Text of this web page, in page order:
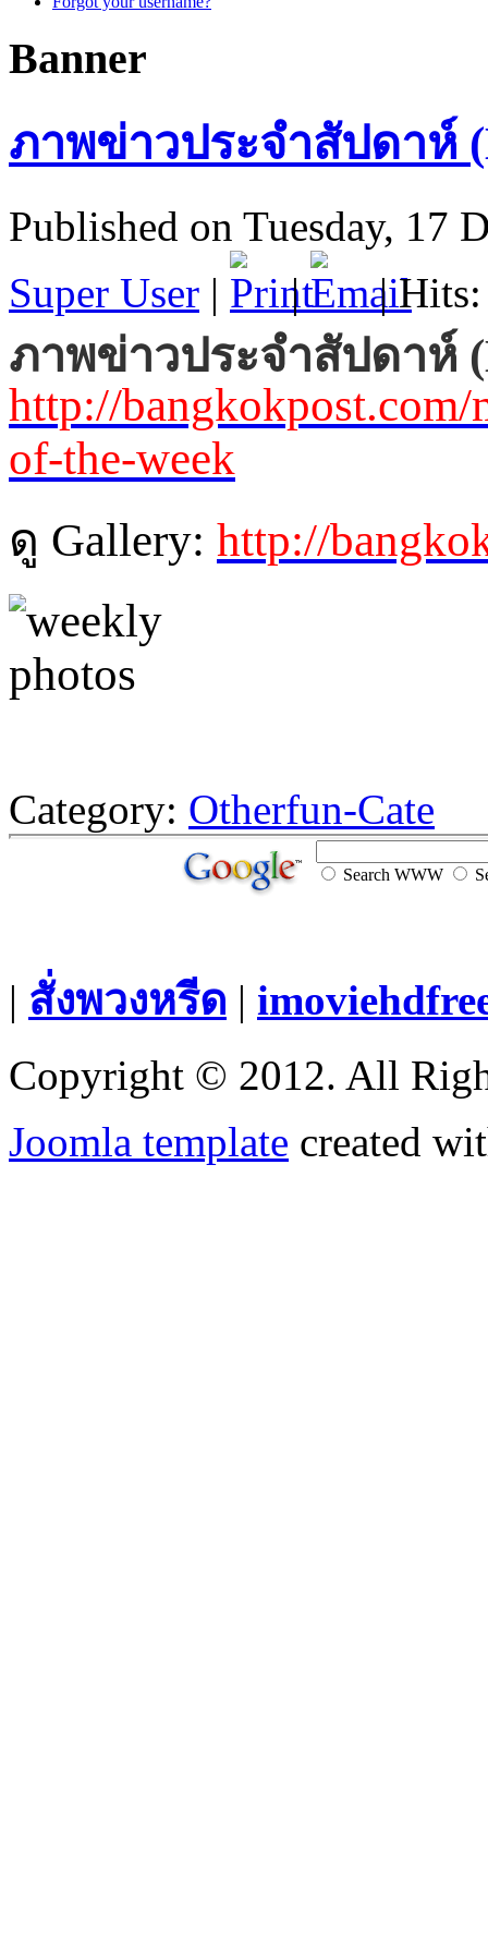
Banner
ภาพข่าวประจำสัปดาห์
Published on Tuesday, 17
Super User | | | Hits:
ภาพข่าวประจำสัปดาห์
http://
of-the-week
ดู Gallery: http://
Category: Otherfun-Cate
Search WWW
| สั่งพวงหรีด |
Copyright © 2012. All
Joomla template created